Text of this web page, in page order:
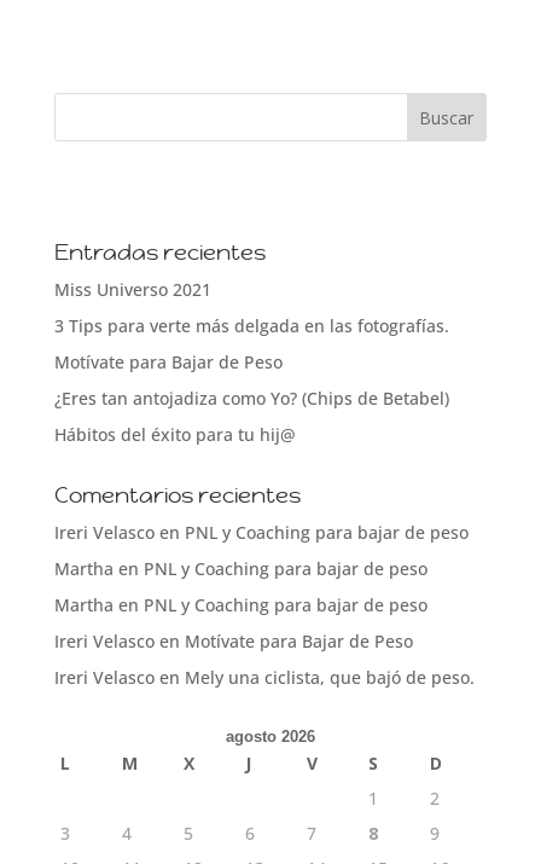
Entradas recientes
Miss Universo 2021
3 Tips para verte más delgada en las fotografías.
Motívate para Bajar de Peso
¿Eres tan antojadiza como Yo? (Chips de Betabel)
Hábitos del éxito para tu hij@
Comentarios recientes
Ireri Velascoen PNL y Coaching para bajar de peso
Martha en PNL y Coaching para bajar de peso
Martha en PNL y Coaching para bajar de peso
Ireri Velascoen Motívate para Bajar de Peso
Ireri Velascoen Mely una ciclista, que bajó de peso.
agosto 2026
L M X J V S
D
1
2
3
4 5 6 7 8
9